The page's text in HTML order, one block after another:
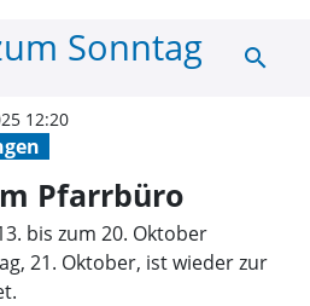
Herbstferien
search
12:20
Pfarrbüro
bis zum 20. Oktober
21. Oktober, ist wieder zur